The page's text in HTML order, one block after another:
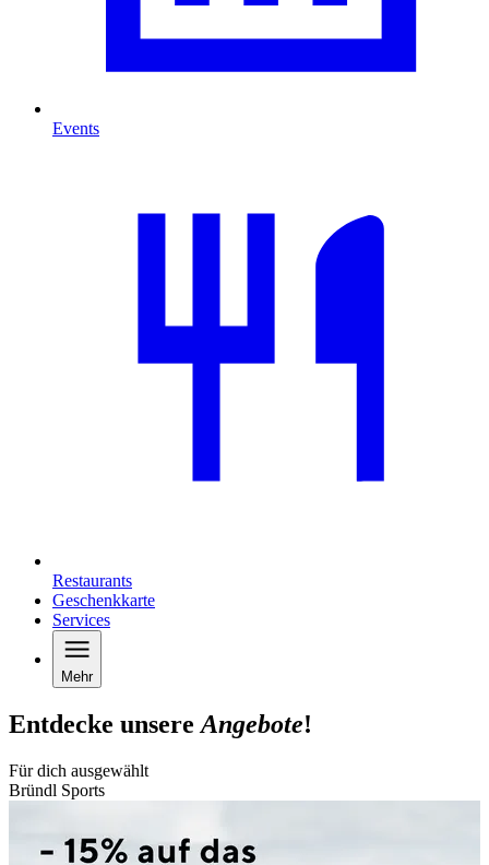
Events
Restaurants
Geschenkkarte
Services
Mehr
Entdecke unsereAngebote!
Für dich ausgewählt
Bründl Sports